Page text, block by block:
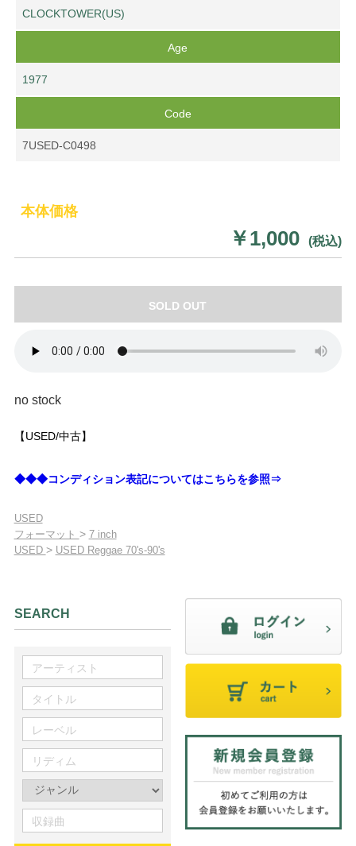
CLOCKTOWER(US)
Age
1977
Code
7USED-C0498
本体価格
￥1,000 (税込)
SOLD OUT
no stock
【USED/中古】
◆◆◆コンディション表記についてはこちらを参照⇒
USED
フォーマット > 7 inch
USED > USED Reggae 70's-90's
SEARCH